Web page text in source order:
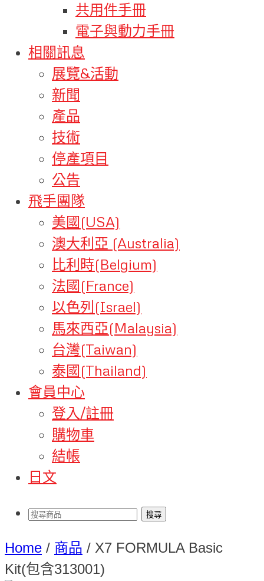
共用件手冊
電子與動力手冊
相關訊息
展覽&活動
新聞
產品
技術
停產項目
公告
飛手團隊
美國(USA)
澳大利亞 (Australia)
比利時(Belgium)
法國(France)
以色列(Israel)
馬來西亞(Malaysia)
台灣(Taiwan)
泰國(Thailand)
會員中心
登入/註冊
購物車
結帳
日文
Home / 商品 / X7 FORMULA Basic
Kit(包含313001)